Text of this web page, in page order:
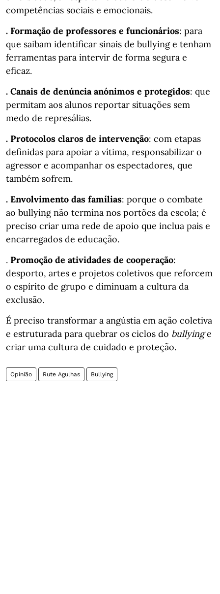
competências sociais e emocionais.
. Formação de professores e funcionários: para
que saibam identificar sinais de bullying e tenham
ferramentas para intervir de forma segura e
eficaz.
. Canais de denúncia anónimos e protegidos: que
permitam aos alunos reportar situações sem
medo de represálias.
. Protocolos claros de intervenção: com etapas
definidas para apoiar a vítima, responsabilizar o
agressor e acompanhar os espectadores, que
também sofrem.
. Envolvimento das famílias: porque o combate
ao bullying não termina nos portões da escola; é
preciso criar uma rede de apoio que inclua pais e
encarregados de educação.
. Promoção de atividades de cooperação:
desporto, artes e projetos coletivos que reforcem
o espírito de grupo e diminuam a cultura da
exclusão.
É preciso transformar a angústia em ação coletiva
e estruturada para quebrar os ciclos do bullyinge
criar uma cultura de cuidado e proteção.
Opinião Rute Agulhas Bullying